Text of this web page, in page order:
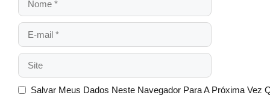
Salvar Meus Dados Neste Navegador Para A Próxima Vez